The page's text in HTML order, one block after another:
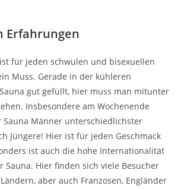
Erfahrungen
für jeden schwulen und bisexuellen
Muss. Gerade in der kühleren
gut gefüllt, hier muss man mitunter
Insbesondere am Wochenende
Männer unterschiedlichster
Jüngere! Hier ist für jeden Geschmack
ist auch die hohe Internationalität
Sauna. Hier finden sich viele Besucher
aber auch Franzosen, Engländer